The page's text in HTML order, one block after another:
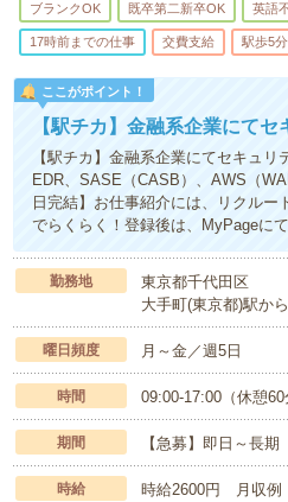
ブランクOK 既卒第二新卒OK 英語
17時前までの仕事 交費支給 駅歩5分
ここがポイント！
【駅チカ】金融系企業にて
【駅チカ】金融系企業にてセキュ
EDR、SASE（CASB）、AWS（
日完結】お仕事紹介には、リクル
でらくらく！登録後は、MyPageに
勤務地
東京都千代田区
大手町(東京都)駅か
曜日頻度 月～金／週5日
時間 09:00-17:00（休憩
期間 【急募】即日～長
時給
時給2600円 月収例